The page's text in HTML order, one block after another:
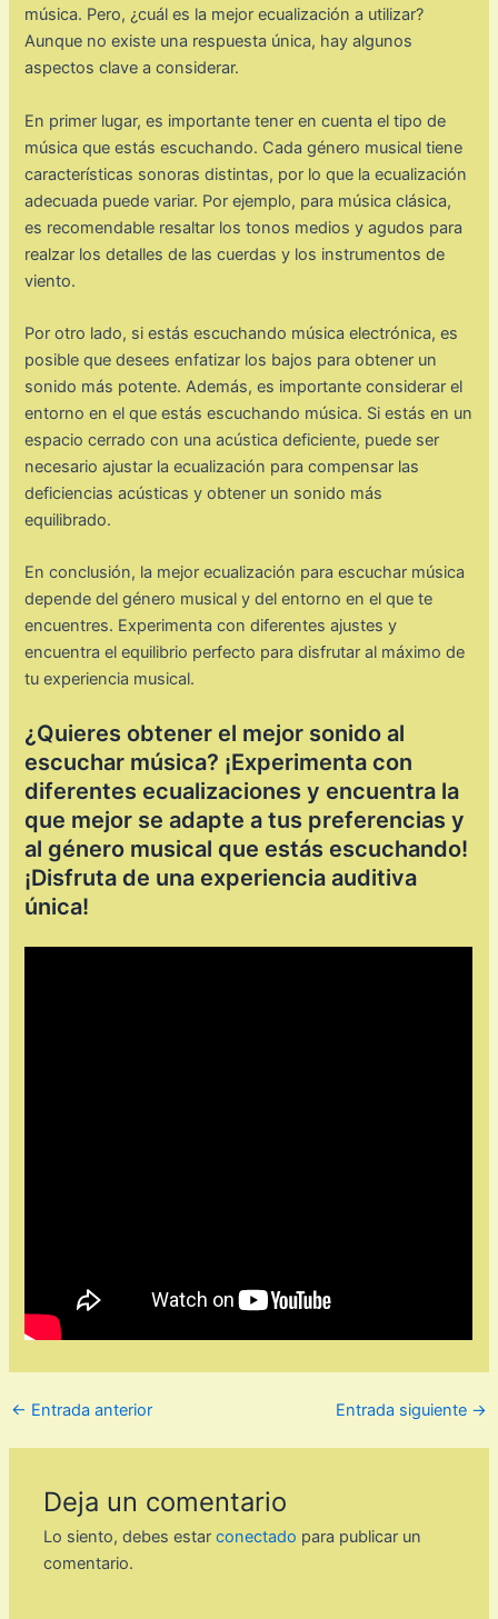
música. Pero, ¿cuál es la mejor ecualización a utilizar?
Aunque no existe una respuesta única, hay algunos
aspectos clave a considerar.
En primer lugar, es importante tener en cuenta el tipo de
música que estás escuchando. Cada género musical tiene
características sonoras distintas, por lo que la ecualización
adecuada puede variar. Por ejemplo, para música clásica,
es recomendable resaltar los tonos medios y agudos para
realzar los detalles de las cuerdas y los instrumentos de
viento.
Por otro lado, si estás escuchando música electrónica, es
posible que desees enfatizar los bajos para obtener un
sonido más potente. Además, es importante considerar el
entorno en el que estás escuchando música. Si estás en un
espacio cerrado con una acústica deficiente, puede ser
necesario ajustar la ecualización para compensar las
deficiencias acústicas y obtener un sonido más
equilibrado.
En conclusión, la mejor ecualización para escuchar música
depende del género musical y del entorno en el que te
encuentres. Experimenta con diferentes ajustes y
encuentra el equilibrio perfecto para disfrutar al máximo de
tu experiencia musical.
¿Quieres obtener el mejor sonido al
escuchar música? ¡Experimenta con
diferentes ecualizaciones y encuentra la
que mejor se adapte a tus preferencias y
al género musical que estás escuchando!
¡Disfruta de una experiencia auditiva
única!
← Entrada anterior Entrada siguiente →
Deja un comentario
Lo siento, debes estarconectado para publicar un
comentario.